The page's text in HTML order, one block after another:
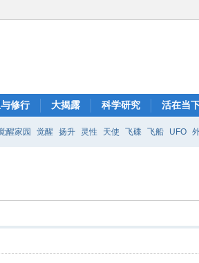
修行 大揭露 科学研究 活在当
醒家园 觉醒 扬升 灵性 天使 飞碟 飞船 UFO